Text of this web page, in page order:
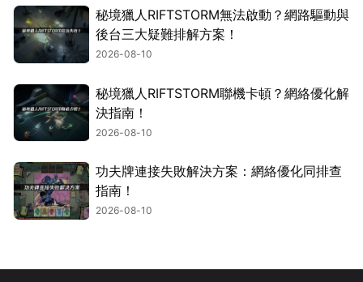
秘境獵人RIFTSTORM無法啟動？網路驅動與
後台三大疑難排解方案！
2026-08-10
秘境獵人RIFTSTORM聯機卡頓？網絡優化解
決指南！
2026-08-10
功夫牌連接失敗解決方案：網絡優化同排查
指南！
2026-08-10